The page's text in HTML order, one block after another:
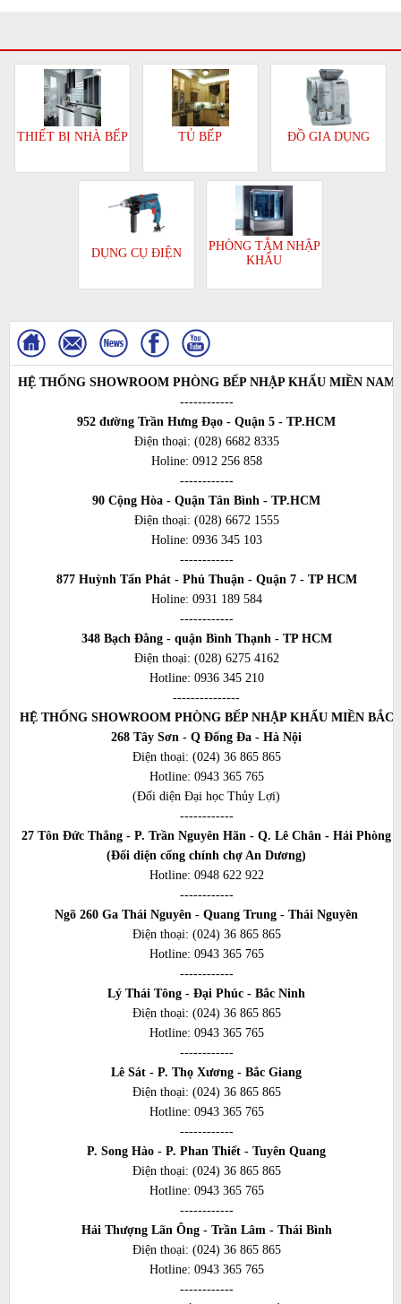
THIẾT BỊ NHÀ BẾP TỦ BẾP ĐỒ GIA DỤNG
DỤNG CỤ ĐIỆN
PHÒNG TẮM NHẬP
KHẨU
HỆ THỐNG SHOWROOM PHÒNG BẾP NHẬP KHẨU MIỀN NAM
------------
952 đường Trần Hưng Đạo - Quận 5 - TP.HCM
Điện thoại: (028) 6682 8335
Holine: 0912 256 858
------------
90 Cộng Hòa - Quận Tân Bình - TP.HCM
Điện thoại: (028) 6672 1555
Holine: 0936 345 103
------------
877 Huỳnh Tấn Phát - Phú Thuận - Quận 7 - TP HCM
Holine: 0931 189 584
------------
348 Bạch Đằng - quận Bình Thạnh - TP HCM
Điện thoại: (028) 6275 4162
Hotline: 0936 345 210
---------------
HỆ THỐNG SHOWROOM PHÒNG BẾP NHẬP KHẨU MIỀN BẮC
268 Tây Sơn - Q Đống Đa - Hà Nội
Điện thoại: (024) 36 865 865
Hotline: 0943 365 765
(Đối diện Đại học Thủy Lợi)
------------
27 Tôn Đức Thắng - P. Trần Nguyên Hãn - Q. Lê Chân - Hải Phòng
(Đối diện cổng chính chợ An Dương)
Hotline: 0948 622 922
------------
Ngõ 260 Ga Thái Nguyên - Quang Trung - Thái Nguyên
Điện thoại: (024) 36 865 865
Hotline: 0943 365 765
------------
Lý Thái Tông - Đại Phúc - Bắc Ninh
Điện thoại: (024) 36 865 865
Hotline: 0943 365 765
------------
Lê Sát - P. Thọ Xương - Bắc Giang
Điện thoại: (024) 36 865 865
Hotline: 0943 365 765
------------
P. Song Hào - P. Phan Thiết - Tuyên Quang
Điện thoại: (024) 36 865 865
Hotline: 0943 365 765
------------
Hải Thượng Lãn Ông - Trần Lâm - Thái Bình
Điện thoại: (024) 36 865 865
Hotline: 0943 365 765
------------